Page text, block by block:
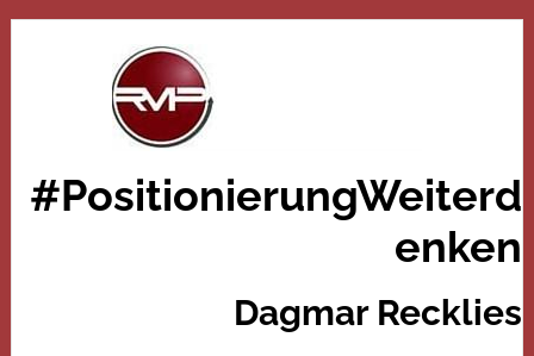
#PositionierungWeiterd
enken
Dagmar Recklies